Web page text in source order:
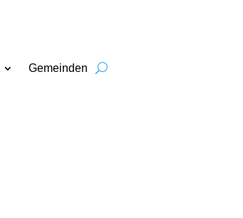
Gemeinden